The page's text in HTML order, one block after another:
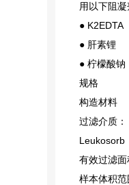
用以下阻
● K2EDTA
● 肝素锂
● 柠檬酸钠
规格
构造材料
过滤介质：
Leukosorb
有效过滤
样本体积